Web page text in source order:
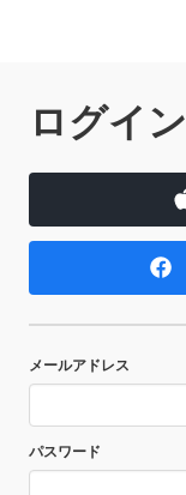
ログイン
メールアドレス
パスワード